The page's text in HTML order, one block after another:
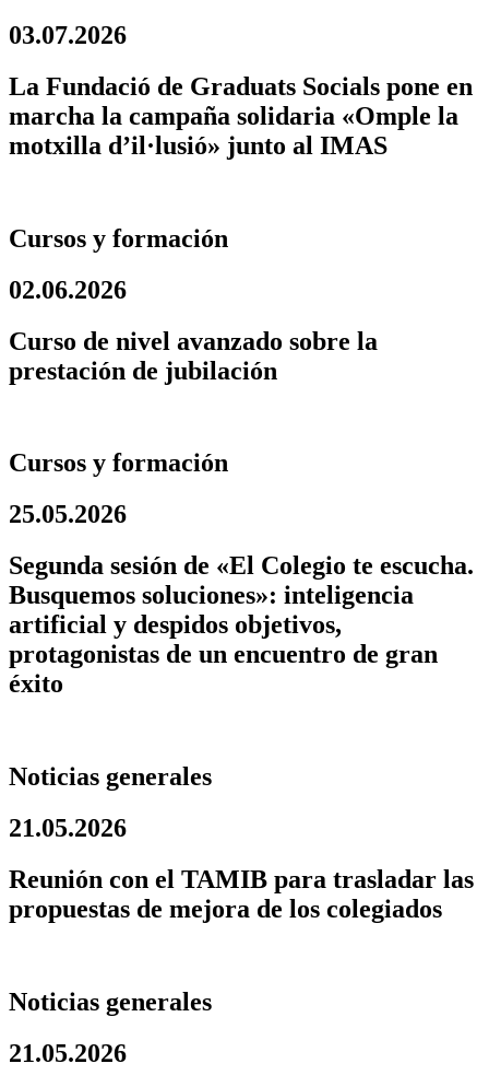
03.07.2026
La Fundació de Graduats Socials pone en
marcha la campaña solidaria «Omple la
motxilla d’il·lusió» junto al IMAS
Cursos y formación
02.06.2026
Curso de nivel avanzado sobre la
prestación de jubilación
Cursos y formación
25.05.2026
Segunda sesión de «El Colegio te escucha.
Busquemos soluciones»: inteligencia
artificial y despidos objetivos,
protagonistas de un encuentro de gran
éxito
Noticias generales
21.05.2026
Reunión con el TAMIB para trasladar las
propuestas de mejora de los colegiados
Noticias generales
21.05.2026